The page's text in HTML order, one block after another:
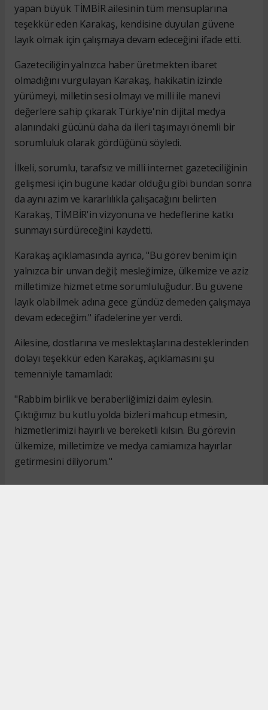
yapan büyük TİMBİR ailesinin tüm mensuplarına
teşekkür eden Karakaş, kendisine duyulan güvene
layık olmak için çalışmaya devam edeceğini ifade etti.
Gazeteciliğin yalnızca haber üretmekten ibaret
olmadığını vurgulayan Karakaş, hakikatin izinde
yürümeyi, milletin sesi olmayı ve milli ile manevi
değerlere sahip çıkarak Türkiye'nin dijital medya
alanındaki gücünü daha da ileri taşımayı önemli bir
sorumluluk olarak gördüğünü söyledi.
İlkeli, sorumlu, tarafsız ve milli internet gazeteciliğinin
gelişmesi için bugüne kadar olduğu gibi bundan sonra
da aynı azim ve kararlılıkla çalışacağını belirten
Karakaş, TİMBİR'in vizyonuna ve hedeflerine katkı
sunmayı sürdüreceğini kaydetti.
Karakaş açıklamasında ayrıca, "Bu görev benim için
yalnızca bir unvan değil; mesleğimize, ülkemize ve aziz
milletimize hizmet etme sorumluluğudur. Bu güvene
layık olabilmek adına gece gündüz demeden çalışmaya
devam edeceğim." ifadelerine yer verdi.
Ailesine, dostlarına ve meslektaşlarına desteklerinden
dolayı teşekkür eden Karakaş, açıklamasını şu
temenniyle tamamladı:
"Rabbim birlik ve beraberliğimizi daim eylesin.
Çıktığımız bu kutlu yolda bizleri mahcup etmesin,
hizmetlerimizi hayırlı ve bereketli kılsın. Bu görevin
ülkemize, milletimize ve medya camiamıza hayırlar
getirmesini diliyorum."